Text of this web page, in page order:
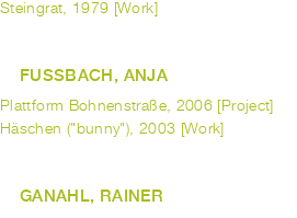
Steingrat, 1979 [Work]
FUSSBACH, ANJA
Plattform Bohnenstraße, 2006 [Project]
Häschen ("bunny"), 2003 [Work]
GANAHL, RAINER